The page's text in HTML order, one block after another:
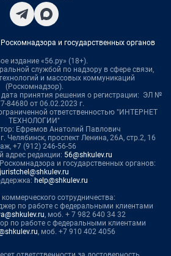
и государственных органов
издание «56.ру» (18+).
службой по надзору в сфере связи,
и массовых коммуникаций
(Роскомнадзор).
принятия решения о регистрации: ЭЛ №
84680 от 06.02.2023 г.
ответственностью "ИНТЕРНЕТ
ТЕХНОЛОГИИ"
Ефремов Анатолий Павлович
Челябинск, проспект Ленина, 26А, стр.2, 16
+7 (912) 246-56-56
адрес редакции: 56@shkulev.ru
и государственных органов:
juristchel@shkulev.ru
help@shkulev.ru
сотрудничества:
по работе с федеральными клиентами
, моб. + 7 982 640 34 32
по работе с федеральными клиентами
, моб. +7 910 402 4056